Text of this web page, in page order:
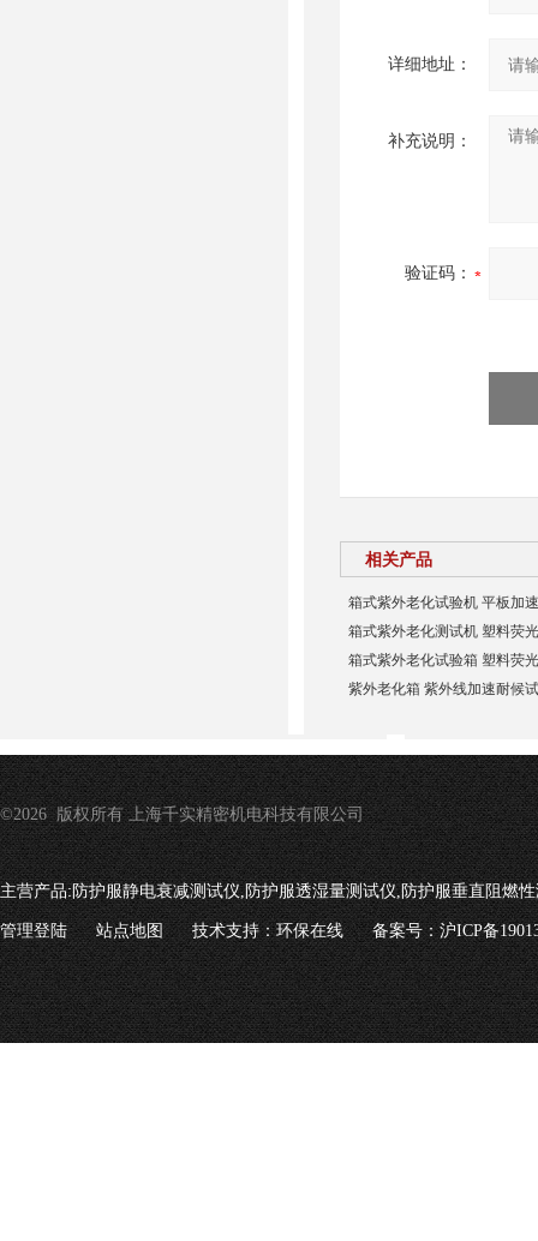
详细地址：
补充说明：
验证码：
相关产品
箱式紫外老化试验机 平板加
箱式紫外老化测试机 塑料荧
箱式紫外老化试验箱 塑料荧
紫外老化箱 紫外线加速耐候
©2026 版权所有 上海千实精密机电科技有限公司
主营产品:防护服静电衰减测试仪,防护服透湿量测试仪,防护服垂直阻燃
管理登陆 站点地图 技术支持：环保在线 备案号：沪ICP备